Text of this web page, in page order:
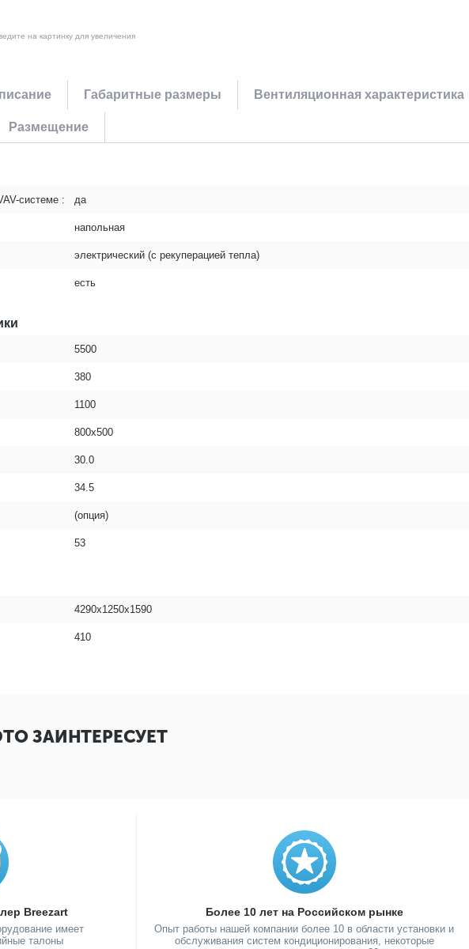
на картинку для увеличения
Габаритные размеры Вентиляционная характеристика
Размещение
системе : да
напольная
электрический (с рекуперацией тепла)
есть
5500
380
1100
800x500
30.0
34.5
(опция)
53
4290x1250x1590
410
ЗАИНТЕРЕСУЕТ
Breezart
имеет
талоны
Более 10 лет на Российском рынке
Опыт работы нашей компании более 10 в области установки и
обслуживания систем кондиционирования, некоторые